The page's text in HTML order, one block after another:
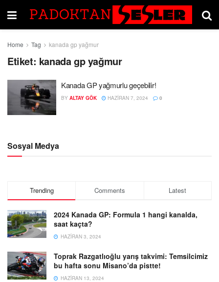
Home Tag kanada gp yağmur
Etiket: kanada gp yağmur
Kanada GP yağmurlu geçebilir!
BY ALTAY GÖK HAZIRAN 7, 2024 0
Sosyal Medya
Trending Comments Latest
2024 Kanada GP: Formula 1 hangi kanalda,
saat kaçta?
HAZIRAN 3, 2024
Toprak Razgatlıoğlu yarış takvimi: Temsilcimiz
bu hafta sonu Misano’da pistte!
HAZIRAN 13, 2024